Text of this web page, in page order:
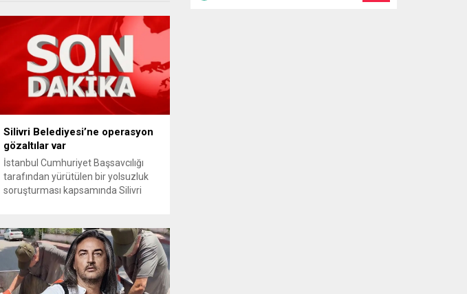
Silivri Belediyesi’ne operasyon
gözaltılar var
İstanbul Cumhuriyet Başsavcılığı
tarafından yürütülen bir yolsuzluk
soruşturması kapsamında Silivri
Silivri Belediye Başkanı Bora
Balcıoğlu, belediye bürokratları ve
bazı iş insanlarının da bulunduğu
çok sayıda kişi hakkında gözaltı
kararı uygulandı. Emniyet güçlerinin